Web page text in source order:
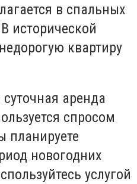
в спальных
исторической
квартиру
аренда
спросом
планируете
новогодних
услугой